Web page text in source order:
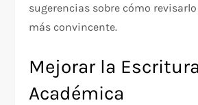
sugerencias sobre cómo
más convincente.
Mejorar la Escritura
Académica